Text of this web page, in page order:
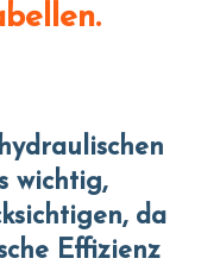
wichtig,
da
Effizienz